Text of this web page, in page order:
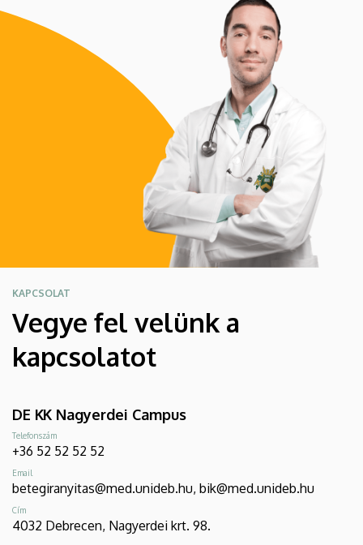
KAPCSOLAT
Vegye fel velünk a
kapcsolatot
DE KK Nagyerdei Campus
Telefonszám
+36 52 52 52 52
Email
betegiranyitas@med.unideb.hu, bik@med.unideb.hu
Cím
4032 Debrecen, Nagyerdei krt. 98.